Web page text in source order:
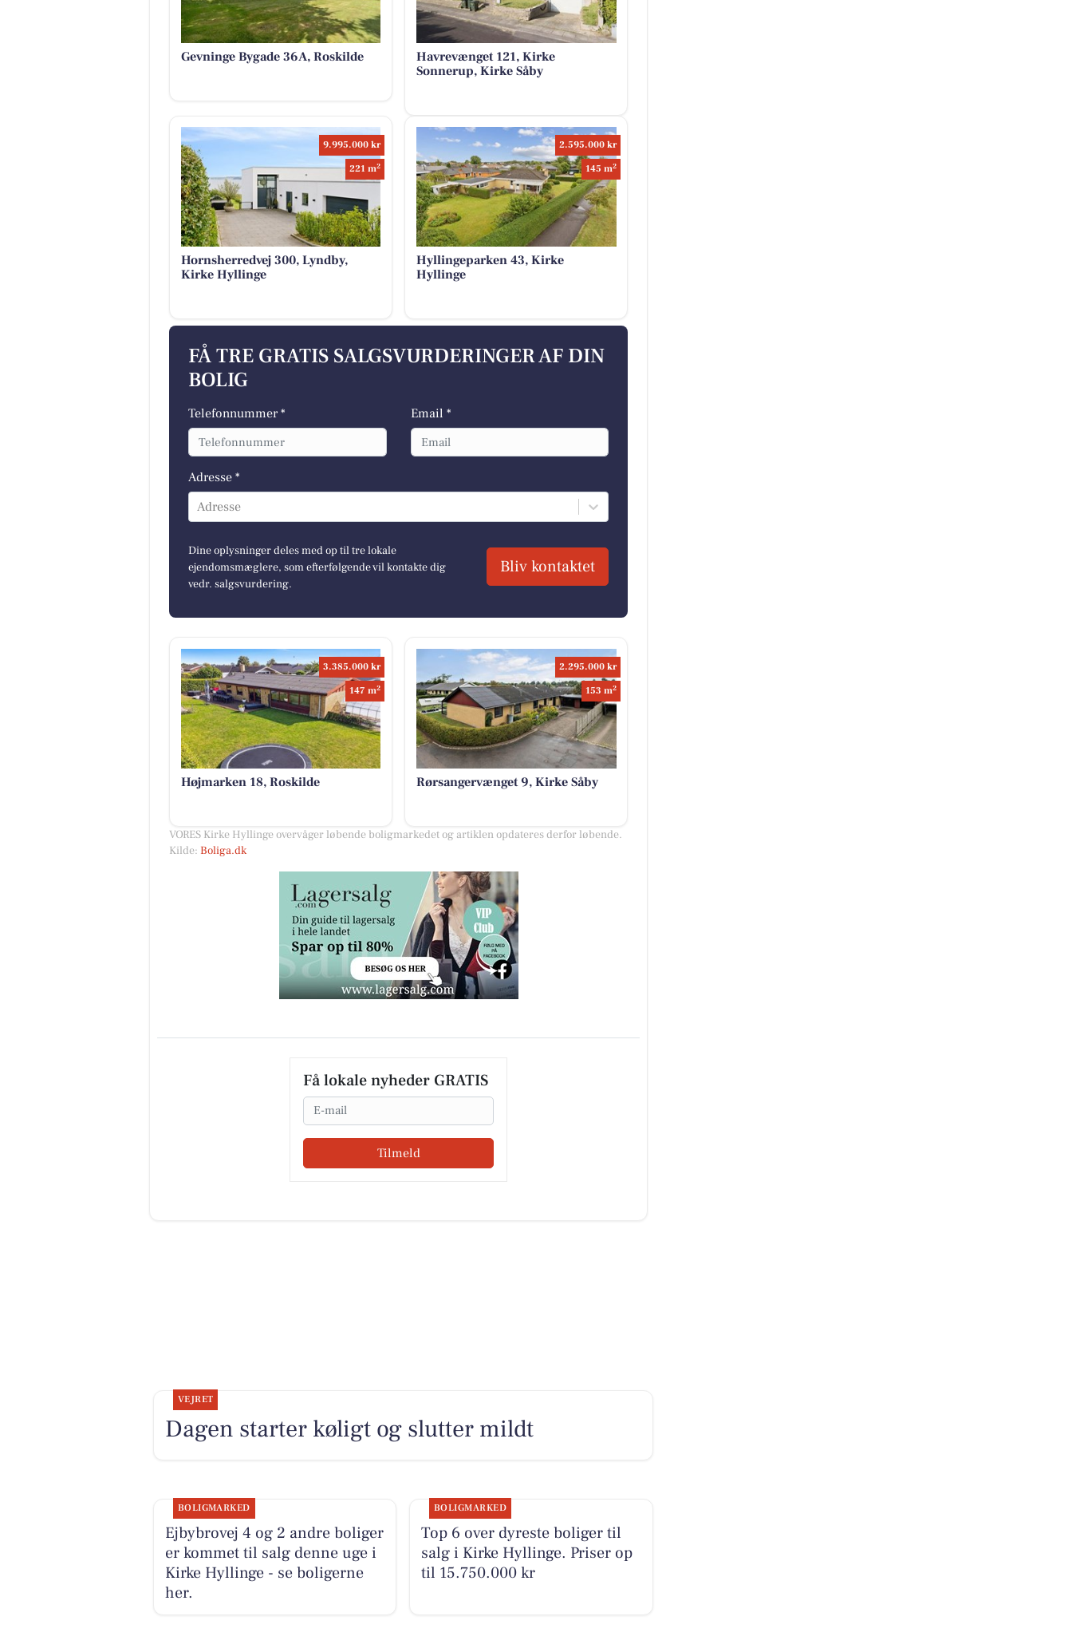
Gevninge Bygade 36A, Roskilde
Havrevænget 121, Kirke
Sonnerup, Kirke Såby
9.995.000 kr
221 m2
Hornsherredvej 300, Lyndby,
Kirke Hyllinge
2.595.000 kr
145 m2
Hyllingeparken 43, Kirke
Hyllinge
FÅ TRE GRATIS SALGSVURDERINGER AF DIN
BOLIG
Telefonnummer * Email *
Adresse *
Adresse
Dine oplysninger deles med op til tre lokale
ejendomsmæglere, som efterfølgende vil kontakte dig
vedr. salgsvurdering.
Bliv kontaktet
3.385.000 kr
147 m2
Højmarken 18, Roskilde
2.295.000 kr
153 m2
Rørsangervænget 9, Kirke Såby
VORES Kirke Hyllinge overvåger løbende boligmarkedet og artiklen opdateres derfor løbende.
Kilde: Boliga.dk
Få lokale nyheder GRATIS
Email
Tilmeld
VEJRET
Dagen starter køligt og slutter mildt
BOLIGMARKED
Ejbybrovej 4 og 2 andre boliger
er kommet til salg denne uge i
Kirke Hyllinge - se boligerne
her.
BOLIGMARKED
Top 6 over dyreste boliger til
salg i Kirke Hyllinge. Priser op
til 15.750.000 kr